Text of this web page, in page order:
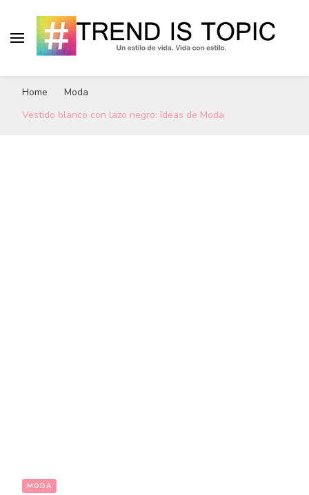
# Trend Is Topic
"Un estilo de vida. Vida con estilo." Blog de
tendencias, tips y trucos de moda, belleza y
hairstyle.
Home
Moda
Vestido blanco con lazo negro: Ideas de Moda
MODA